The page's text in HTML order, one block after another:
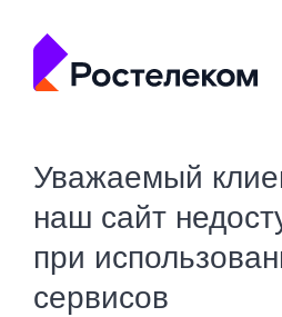
Уважаемый
наш сайт
при
сервисов